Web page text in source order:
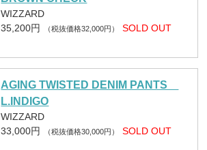
WIZZARD
35,200円
（税抜価格32,000円） SOLD OUT
AGING TWISTED DENIM PANTS
L.INDIGO
WIZZARD
33,000円
（税抜価格30,000円） SOLD OUT